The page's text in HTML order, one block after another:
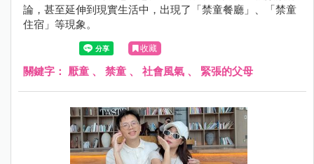
論，甚至延伸到現實生活中，出現了「禁童餐廳」、「禁童
住宿」等現象。
收藏
關鍵字： 厭童 、 禁童 、 社會風氣 、 緊張的父母